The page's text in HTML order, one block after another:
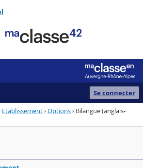
Se connecter
Etablissement›Options› Bilangue (anglais-